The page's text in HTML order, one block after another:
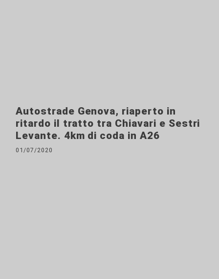
Autostrade Genova, riaperto in
ritardo il tratto tra Chiavari e Sestri
Levante. 4km di coda in A26
01/07/2020